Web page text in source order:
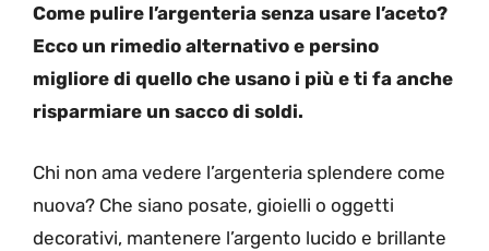
Come pulire l’argenteria senza usare l’aceto?
Ecco un rimedio alternativo e persino
migliore di quello che usano i più e ti fa anche
risparmiare un sacco di soldi.
Chi non ama vedere l’argenteria splendere come
nuova? Che siano posate, gioielli o oggetti
decorativi, mantenere l’argento lucido e brillante